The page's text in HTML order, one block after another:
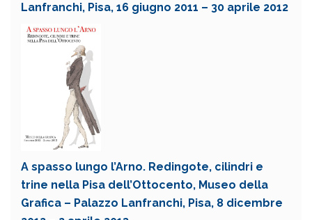
Lanfranchi, Pisa, 16 giugno 2011 – 30 aprile 2012
A spasso lungo l’Arno. Redingote, cilindri e
trine nella Pisa dell’Ottocento, Museo della
Grafica – Palazzo Lanfranchi, Pisa, 8 dicembre